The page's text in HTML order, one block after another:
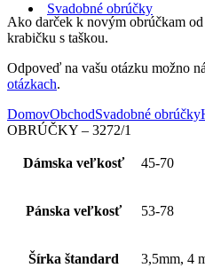
Svadobné obrúčky
Ako darček k novým obrúčkam od
krabičku s taškou.
Odpoveď na vašu otázku možno
otázkach.
DomovObchodSvadobné obrúčky
OBRÚČKY – 3272/1
Dámska veľkosť 45-70
Pánska veľkosť 53-78
Šírka štandard 3,5mm, 4